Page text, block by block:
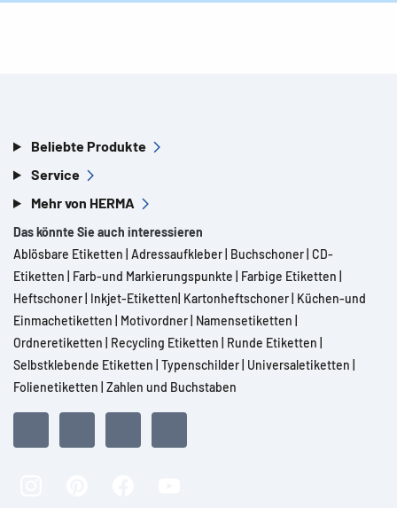
Beliebte Produkte
Service
Mehr von HERMA
Das könnte Sie auch interessieren
Ablösbare Etiketten Adressaufkleber Buchschoner CD-
Etiketten
Farb-und Markierungspunkte Farbige Etiketten
Heftschoner Inkjet-Etiketten Kartonheftschoner Küchen-und
Einmachetiketten
Motivordner Namensetiketten
Ordneretiketten
Recycling Etiketten Runde Etiketten
Selbstklebende Etiketten Typenschilder Universaletiketten
Folienetiketten Zahlen und Buchstaben